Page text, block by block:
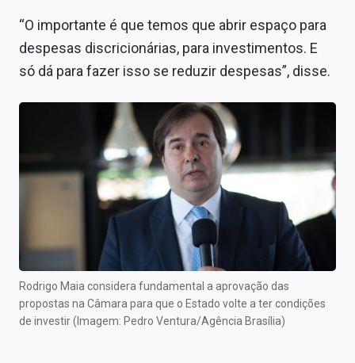
“O importante é que temos que abrir espaço para
despesas discricionárias, para investimentos. E
só dá para fazer isso se reduzir despesas”, disse.
Rodrigo Maia considera fundamental a aprovação das
propostas na Câmara para que o Estado volte a ter condições
de investir (Imagem: Pedro Ventura/Agência Brasília)